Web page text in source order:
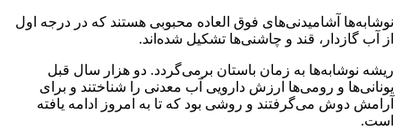
نوشابه‌ها آشامیدنی‌های فوق العاده محبوبی هستند که در درجه اول
از آب گازدار، قند و چاشنی‌ها تشکیل شده‌اند.
ریشه نوشابه‌ها به زمان باستان برمی‌گردد. دو هزار سال قبل
یونانی‌ها و رومی‌ها ارزش دارویی آب معدنی را شناختند و برای
آرامش دوش می‌گرفتند و روشی بود که تا به امروز ادامه یافته
است.